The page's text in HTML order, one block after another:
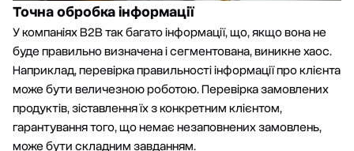
Точна обробка інформації
У компаніях B2B так багато інформації, що, якщо вона не
буде правильно визначена і сегментована, виникне хаос.
Наприклад, перевірка правильності інформації про клієнта
може бути величезною роботою. Перевірка замовлених
продуктів, зіставлення їх з конкретним клієнтом,
гарантування того, що немає незаповнених замовлень,
може бути складним завданням.